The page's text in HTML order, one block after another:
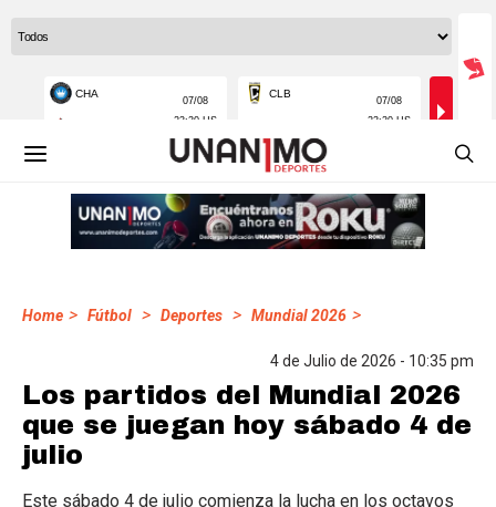
Home > Fútbol > Deportes > Mundial 2026 >
4 de Julio de 2026 - 10:35 pm
Los partidos del Mundial 2026
que se juegan hoy sábado 4 de
julio
Este sábado 4 de julio comienza la lucha en los octavos